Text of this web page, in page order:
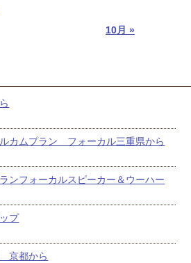
10月 »
カムプラン フォーカル三重県から
ンフォーカルスピーカー＆ウーハー
プ
京都から